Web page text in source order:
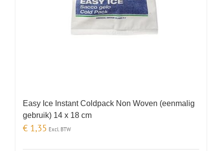
Easy Ice Instant Coldpack Non Woven (eenmalig
gebruik) 14 x 18 cm
€ 1,35 Excl. BTW